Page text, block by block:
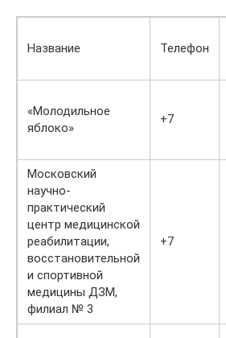
Название Телефон
«Молодильное
яблоко»
+7
Московский
научно-
практический
центр медицинской
реабилитации,
восстановительной
и спортивной
медицины ДЗМ,
филиал № 3
+7